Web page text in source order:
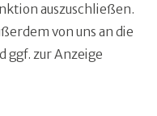
auszuschließen.
von uns an die
ggf. zur Anzeige